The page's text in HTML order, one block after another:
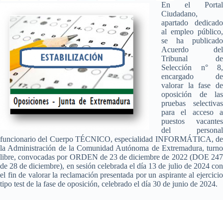
En el Portal
Ciudadano,
apartado dedicado
al empleo público,
se ha publicado
Acuerdo del
Tribunal de
Selección n° 8,
encargado de
valorar la fase de
oposición de las
pruebas selectivas
para el acceso a
puestos vacantes
del personal
funcionario del Cuerpo TÉCNICO, especialidad INFORMÁTICA, de
la Administración de la Comunidad Autónoma de Extremadura, turno
libre, convocadas por ORDEN de 23 de diciembre de 2022 (DOE 247
de 28 de diciembre), en sesión celebrada el día 13 de julio de 2024 con
el fin de valorar la reclamación presentada por un aspirante al ejercicio
tipo test de la fase de oposición, celebrado el día 30 de junio de 2024.